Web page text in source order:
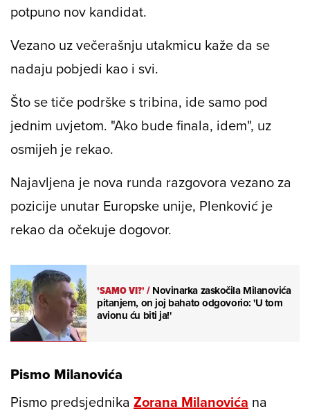
potpuno nov kandidat.
Vezano uz večerašnju utakmicu kaže da se
nadaju pobjedi kao i svi.
Što se tiče podrške s tribina, ide samo pod
jednim uvjetom. "Ako bude finala, idem", uz
osmijeh je rekao.
Najavljena je nova runda razgovora vezano za
pozicije unutar Europske unije, Plenković je
rekao da očekuje dogovor.
'SAMO VI?'/Novinarka zaskočila Milanovića
pitanjem, on joj bahato odgovorio: 'U tom
avionu ću biti ja!'
Pismo Milanovića
Pismo predsjednika Zorana Milanovića na